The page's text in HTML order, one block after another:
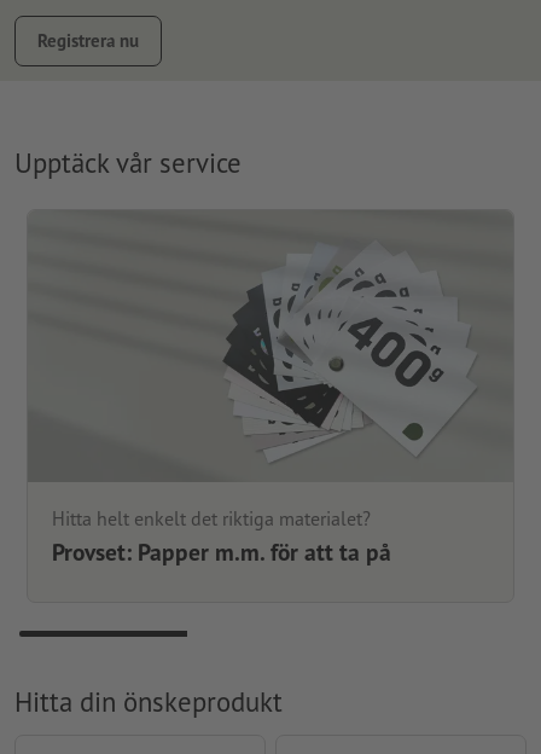
Registrera nu
Upptäck vår service
Hitta helt enkelt det riktiga materialet?
Provset: Papper m.m. för att ta på
Hitta din önskeprodukt